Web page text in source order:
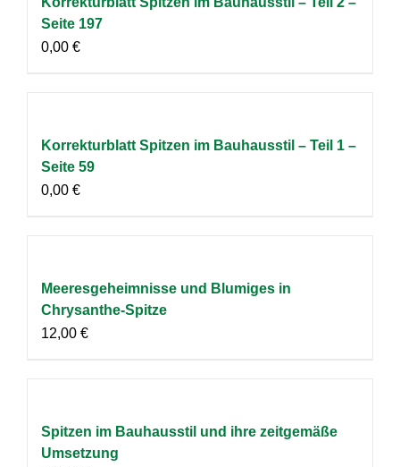
Seite 197
0,00 €
Korrekturblatt Spitzen im Bauhausstil – Teil 1 –
Seite 59
0,00 €
Meeresgeheimnisse und Blumiges in
Chrysanthe-Spitze
12,00 €
Spitzen im Bauhausstil und ihre zeitgemäße
Umsetzung